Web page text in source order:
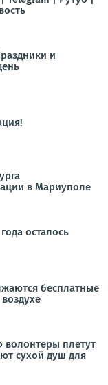
и
в Мариуполе
осталось
бесплатные
плетут
сухой душ для